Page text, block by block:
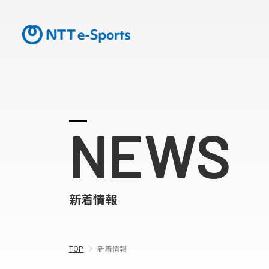
NEWS
新着情報
TOP 新着情報